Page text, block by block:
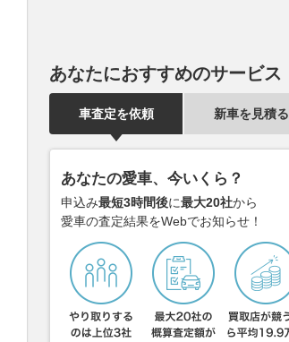
あなたにおすすめのサービス
車査定を依頼 新車を見積る
あなたの愛車、今いくら？
申込み最短3時間後に最大20社から
愛車の査定結果をWebでお知らせ！